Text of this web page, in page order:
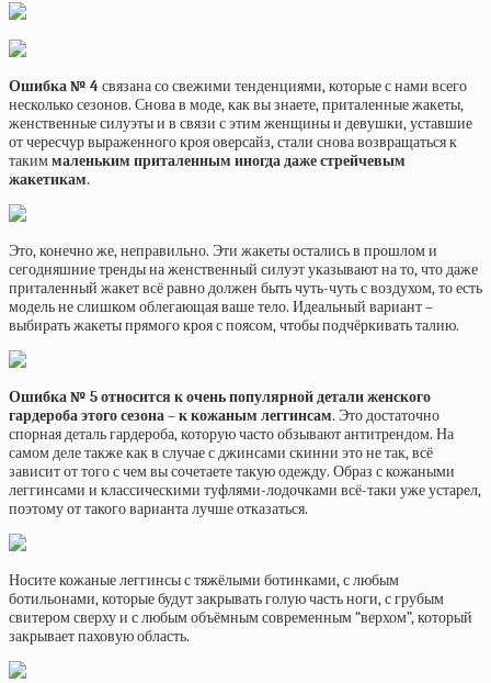
Ошибка № 4связана со свежими тенденциями, которые с нами всего
несколько сезонов. Снова в моде, как вы знаете, приталенные жакеты,
женственные силуэты и в связи с этим женщины и девушки, уставшие
от чересчур выраженного кроя оверсайз, стали снова возвращаться к
такиммаленьким приталенным иногда даже стрейчевым
жакетикам.
Это, конечно же, неправильно. Эти жакеты остались в прошлом и
сегодняшние тренды на женственный силуэт указывают на то, что даже
приталенный жакет всё равно должен быть чуть-чуть с воздухом, то есть
модель не слишком облегающая ваше тело. Идеальный вариант –
выбирать жакеты прямого кроя с поясом, чтобы подчёркивать талию.
Ошибка № 5 относится к очень популярной детали женского
гардероба этого сезона – к кожаным леггинсам. Это достаточно
спорная деталь гардероба, которую часто обзывают антитрендом. На
самом деле также как в случае с джинсами скинни это не так, всё
зависит от того с чем вы сочетаете такую одежду. Образ с кожаными
леггинсами и классическими туфлями-лодочками всё-таки уже устарел,
поэтому от такого варианта лучше отказаться.
Носите кожаные леггинсы с тяжёлыми ботинками, с любым
ботильонами, которые будут закрывать голую часть ноги, с грубым
свитером сверху и с любым объёмным современным “верхом”, который
закрывает паховую область.